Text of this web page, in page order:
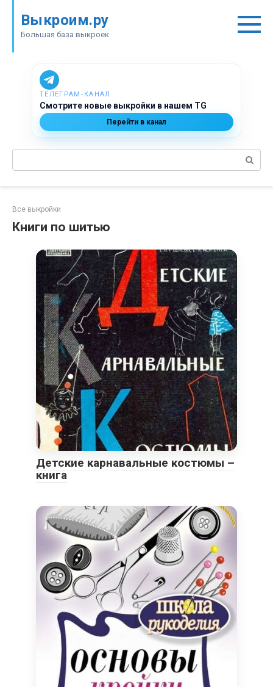
контенту
Выкроим.ру
Большая база выкроек
ТЕЛЕГРАМ‑КАНАЛ
Смотрите новые выкройки в нашем TG
Перейти в канал
Поиск:
Все выкройки
Книги по шитью
Детские карнавальные костюмы –
книга